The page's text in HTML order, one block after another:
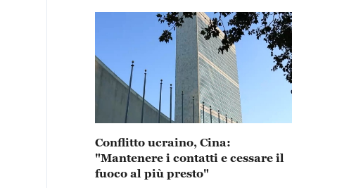
Conflitto ucraino, Cina:
"Mantenere i contatti e cessare il
fuoco al più presto"